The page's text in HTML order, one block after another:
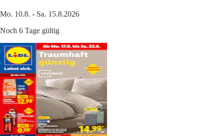
Mo. 10.8. - Sa. 15.8.2026
Noch 6 Tage gültig